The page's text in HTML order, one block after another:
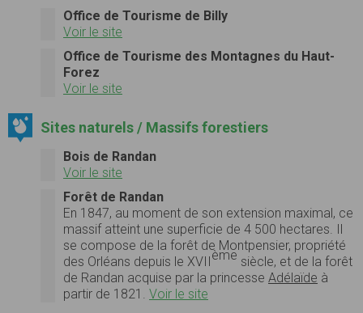
Office de Tourisme de Billy
Voir le site
Office de Tourisme des Montagnes du Haut-
Forez
Voir le site
Sites naturels / Massifs forestiers
Bois de Randan
Voir le site
Forêt de Randan
En 1847, au moment de son extension maximal, ce
massif atteint une superficie de 4 500 hectares. Il
se compose de la forêt de Montpensier, propriété
des Orléans depuis le XVIIème siècle, et de la forêt
de Randan acquise par la princesse Adélaïde à
partir de 1821. Voir le site